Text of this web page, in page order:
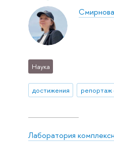
Наука
достижения репортаж
Лаборатория